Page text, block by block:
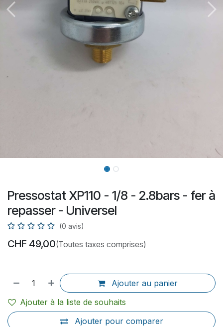
Pressostat XP110 - 1/8 - 2.8bars - fer à
repasser - Universel
(0 avis)
CHF 49,00(Toutes taxes comprises)
Ajouter au panier
Ajouter pour comparer
Ajouter à la liste de souhaits